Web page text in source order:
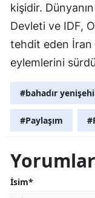
kişidir.
Devleti ve IDF,
tehdit eden İran
eylemlerini
#bahadır
#Paylaşım
Yorumlar
İsim*